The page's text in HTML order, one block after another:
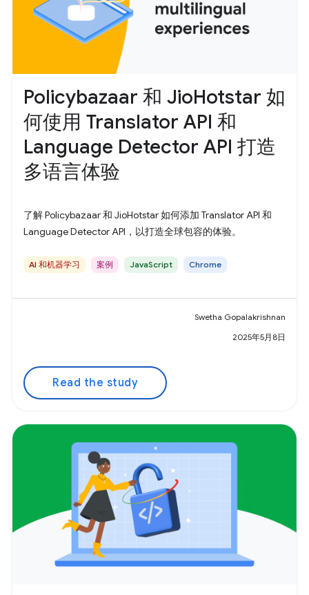
Policybazaar 和 JioHotstar 如
何使用 Translator API 和
Language Detector API 打造
多语言体验
了解 Policybazaar 和 JioHotstar 如何添加 Translator API 和
Language Detector API，以打造全球包容的体验。
AI 和机器学习 案例 JavaScript Chrome
Swetha Gopalakrishnan
2025年5月8日
Read the study